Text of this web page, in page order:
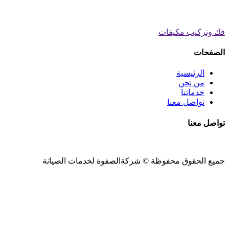
فك وتركيب مكيفات
الصفحات
الرئيسية
من نحن
خدماتنا
تواصل معنا
تواصل معنا
جميع الحقوق محفوظة © شركةالصفوة لخدمات الصيانة